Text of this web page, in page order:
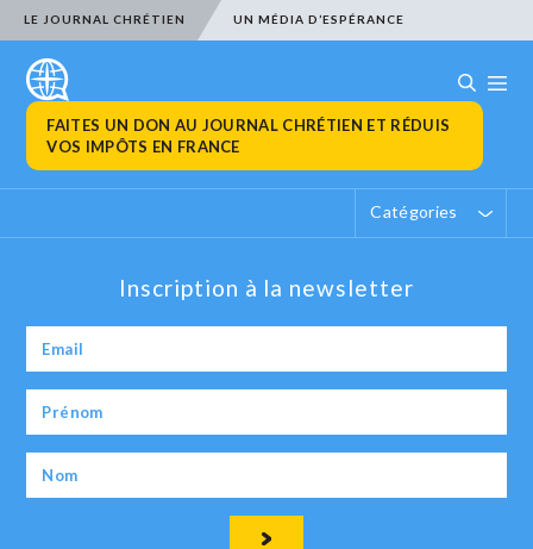
LE JOURNAL CHRÉTIEN UN MÉDIA D’ESPÉRANCE
FAITES UN DON AU JOURNAL CHRÉTIEN ET RÉDUIS
VOS IMPÔTS EN FRANCE
Catégories
Inscription à la newsletter